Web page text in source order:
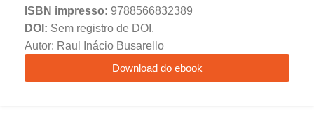
ISBN impresso: 9788566832389
DOI: Sem registro de DOI.
Autor: Raul Inácio Busarello
Download do ebook